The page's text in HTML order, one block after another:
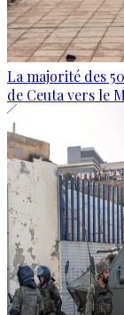
La majorité des
de Ceuta vers le